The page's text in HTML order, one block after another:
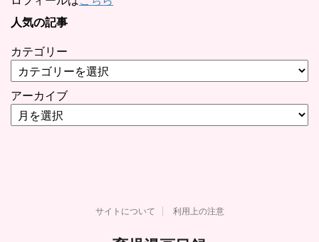
人気の記事
カテゴリー
アーカイブ
サイトについて 利用上の注意